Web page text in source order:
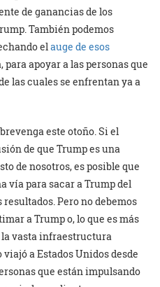
de ganancias de los
También podemos
elauge de esos
apoyar a las personas que
las cuales se enfrentan ya a
este otoño. Si el
de que Trump es una
de nosotros, es posible que
vía para sacar a Trump del
Pero no debemos
a Trump o, lo que es más
vasta infraestructura
a Estados Unidos desde
que están impulsando